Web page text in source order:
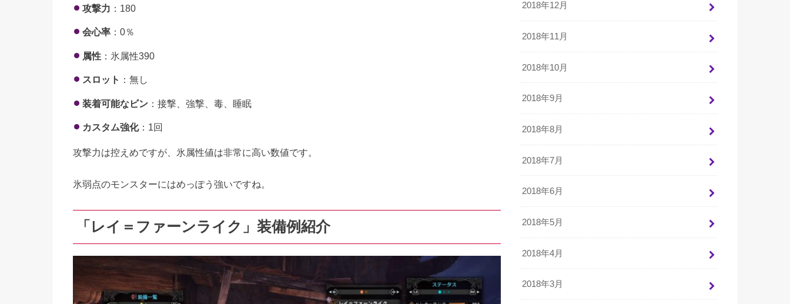
攻撃力 ：180
会心率 ：0％
属性 ：氷属性390
スロット ：無し
装着可能なビン ：接撃、強撃、毒、睡眠
カスタム強化：1回
攻撃力は控えめですが、氷属性値は非常に高い数値です。
氷弱点のモンスターにはめっぽう強いですね。
「レイ＝ファーンライク」装備例紹介
2018年12月
2018年11月
2018年10月
2018年9月
2018年8月
2018年7月
2018年6月
2018年5月
2018年4月
2018年3月